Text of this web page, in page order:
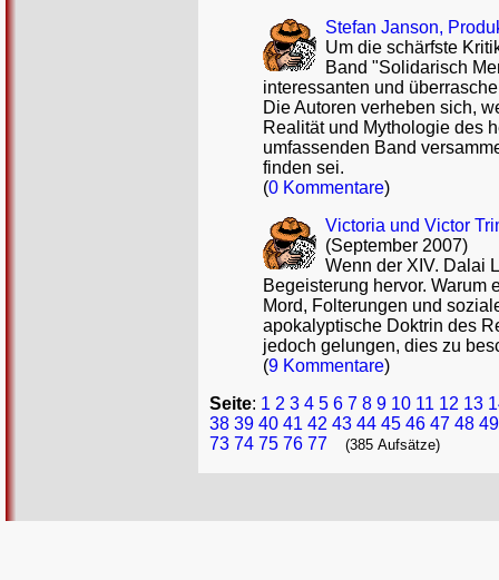
Stefan Janson,
Um die schärfste
Band "Solidarisch
interessanten und
Die Autoren verheben sich,
Realität und Mythologie des
umfassenden Band
finden sei.
(0 Kommentare)
Victoria und Victor
(September 2007)
Wenn der XIV. Dalai
Begeisterung hervor.
Mord, Folterungen und
apokalyptische Doktrin des
jedoch gelungen, dies zu
(9 Kommentare)
Seite: 1 2 3 4 5 6 7 8 9 10 11 12 13
38 39 40 41 42 43 44 45 46 47 48 49
73 74 75 76 77 (385 Aufsätze)